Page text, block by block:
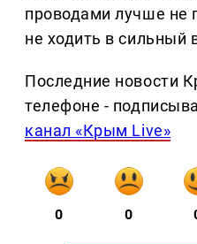
проводами лучше не
не ходить в сильный
Последние новости
телефоне -
канал «Крым Live»
0 0